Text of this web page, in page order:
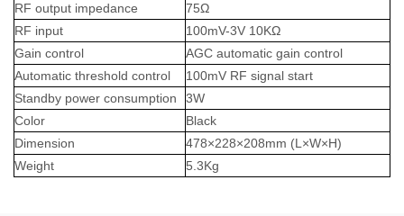
RF output impedance
75Ω
RF input
100mV-3V 10KΩ
Gain control
AGC automatic gain control
Automatic threshold control
100mV RF signal start
Standby power consumption
3W
Color
Black
Dimension
478×228×208mm (L×W×H)
Weight
5.3Kg